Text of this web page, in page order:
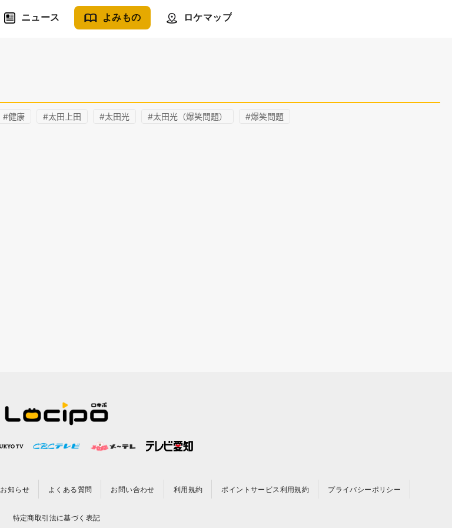
ニュース よみもの ロケマップ
#健康 #太田上田 #太田光 #太田光（爆笑問題） #爆笑問題
お知らせ よくある質問 お問い合わせ 利用規約 ポイントサービス利用規約 プライバシーポリシー
特定商取引法に基づく表記